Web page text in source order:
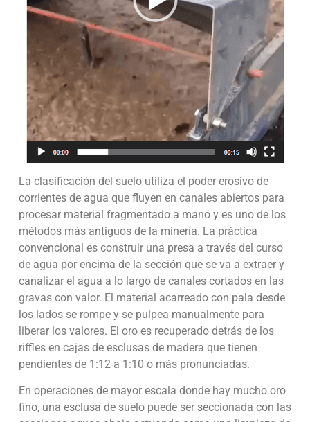
La clasificación del suelo utiliza el poder erosivo de
corrientes de agua que fluyen en canales abiertos para
procesar material fragmentado a mano y es uno de los
métodos más antiguos de la minería. La práctica
convencional es construir una presa a través del curso
de agua por encima de la sección que se va a extraer y
canalizar el agua a lo largo de canales cortados en las
gravas con valor. El material acarreado con pala desde
los lados se rompe y se pulpea manualmente para
liberar los valores. El oro es recuperado detrás de los
riffles en cajas de esclusas de madera que tienen
pendientes de 1:12 a 1:10 o más pronunciadas.
En operaciones de mayor escala donde hay mucho oro
fino, una esclusa de suelo puede ser seccionada con las